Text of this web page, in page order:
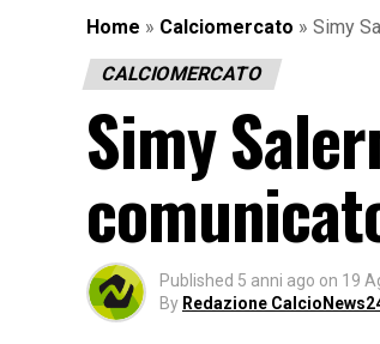
Home » Calciomercato » Simy
CALCIOMERCATO
Simy
Published 5 anni ago on 19
By Redazione